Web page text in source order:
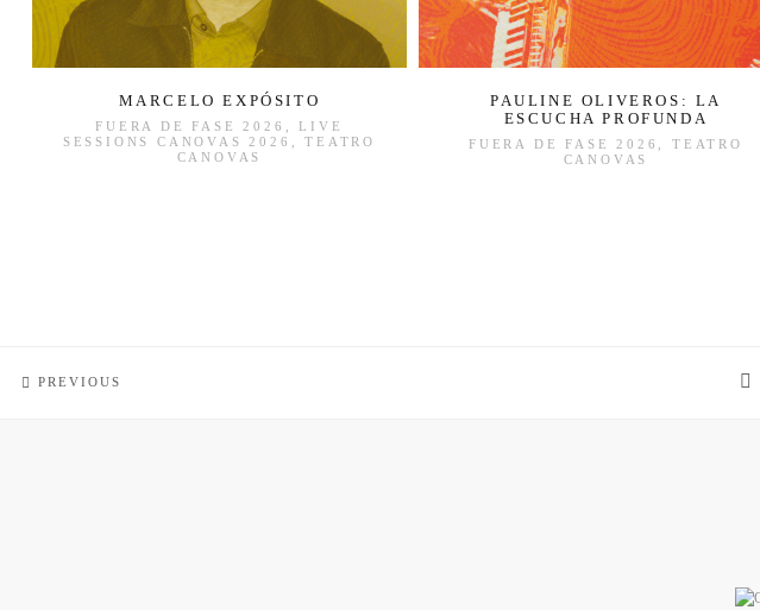
MARCELO EXPÓSITO
FUERA DE FASE 2026, LIVE
SESSIONS CANOVAS 2026, TEATRO
CANOVAS
PAULINE OLIVEROS: LA
ESCUCHA PROFUNDA
FUERA DE FASE 2026, TEATRO
CANOVAS
PREVIOUS